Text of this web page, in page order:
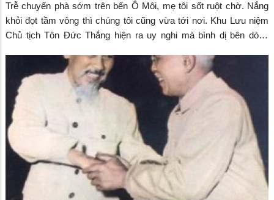
Trễ chuyến phà sớm trên bến Ô Môi, mẹ tôi sốt ruột chờ. Nắng
khỏi đọt tầm vông thì chúng tôi cũng vừa tới nơi. Khu Lưu niệm
Chủ tịch Tôn Đức Thắng hiện ra uy nghi mà bình dị bên dòng
minh viên kể về những kỷ vật vô giá, thiêng liêng của Bác Tôn.
Mẹ nhắc hoài về kỷ vật chiếc cối xay tiêu - kỷ vật đời thường của
một cuộc đời cao cả.